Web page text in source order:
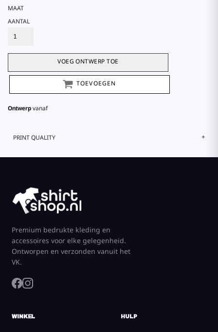
MAAT
AANTAL
VOEG ONTWERP TOE
TOEVOEGEN
Ontwerpvanaf
PRINT QUALITY
Premium bedrukte kleding en
accessoires voor elke gelegenheid.
Ontworpen en verzonden vanuit het
VK.
WINKEL HULP